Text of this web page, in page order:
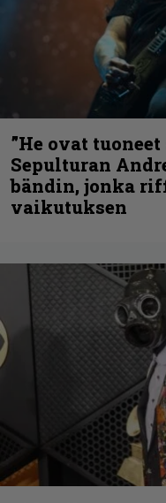
”He ovat
Sepulturan
bändin, jonka
vaikutuksen